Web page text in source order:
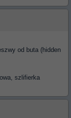
od buta (hidden
szlifierka